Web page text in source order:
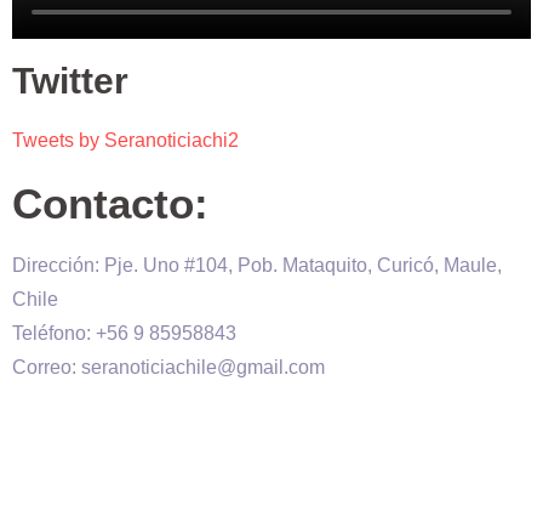
Twitter
Tweets by Seranoticiachi2
Contacto:
Dirección: Pje. Uno #104, Pob. Mataquito, Curicó, Maule,
Chile
Teléfono: +56 9 85958843
Correo: seranoticiachile@gmail.com